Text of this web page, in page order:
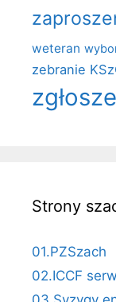
weteran
zebranie
Strony
01.PZSzach
02.ICCF